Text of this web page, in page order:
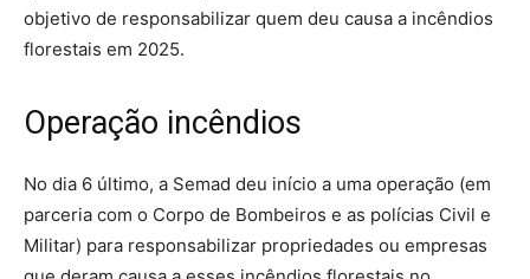
objetivo de responsabilizar quem deu causa a incêndios
florestais em 2025.
Operação incêndios
No dia 6 último, a Semad deu início a uma operação (em
parceria com o Corpo de Bombeiros e as polícias Civil e
Militar) para responsabilizar propriedades ou empresas